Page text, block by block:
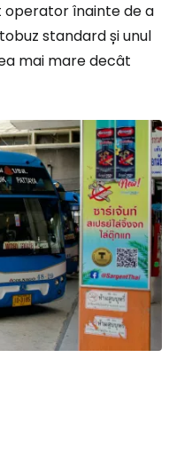
operator înainte de a
standard și unul
mai mare decât